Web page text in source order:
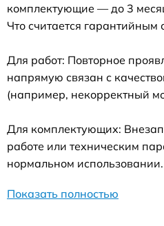
комплектующие — до 3
Что считается гарантийным
Для работ: Повторное
напрямую связан с
(например, некорректный
Для комплектующих:
работе или техническим
нормальном использовании.
Показать полностью